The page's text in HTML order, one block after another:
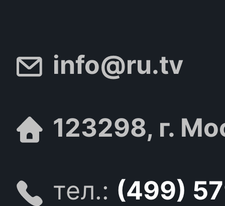
info@ru.tv
123298, г.
тел.: (499)